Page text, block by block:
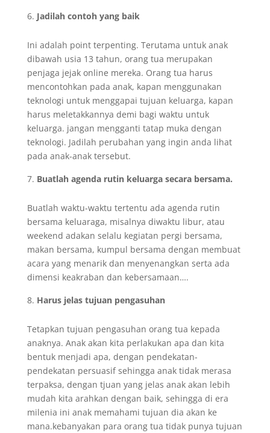
Jadilah contoh yang baik
Ini adalah point terpenting. Terutama untuk anak
dibawah usia 13 tahun, orang tua merupakan
penjaga jejak online mereka. Orang tua harus
mencontohkan pada anak, kapan menggunakan
teknologi untuk menggapai tujuan keluarga, kapan
harus meletakkannya demi bagi waktu untuk
keluarga. jangan mengganti tatap muka dengan
teknologi. Jadilah perubahan yang ingin anda lihat
pada anak-anak tersebut.
Buatlah agenda rutin keluarga secara bersama.
Buatlah waktu-waktu tertentu ada agenda rutin
bersama keluaraga, misalnya diwaktu libur, atau
weekend adakan selalu kegiatan pergi bersama,
makan bersama, kumpul bersama dengan membuat
acara yang menarik dan menyenangkan serta ada
dimensi keakraban dan kebersamaan….
Harus jelas tujuan pengasuhan
Tetapkan tujuan pengasuhan orang tua kepada
anaknya. Anak akan kita perlakukan apa dan kita
bentuk menjadi apa, dengan pendekatan-
pendekatan persuasif sehingga anak tidak merasa
terpaksa, dengan tjuan yang jelas anak akan lebih
mudah kita arahkan dengan baik, sehingga di era
milenia ini anak memahami tujuan dia akan ke
mana.kebanyakan para orang tua tidak punya tujuan